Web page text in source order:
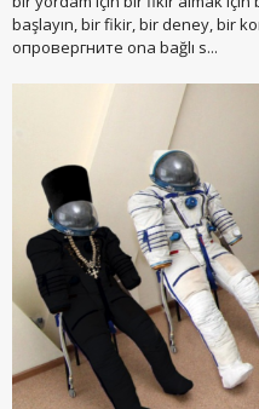
başlayın, bir fikir, bir deney, bir
опровергните ona bağlı s...